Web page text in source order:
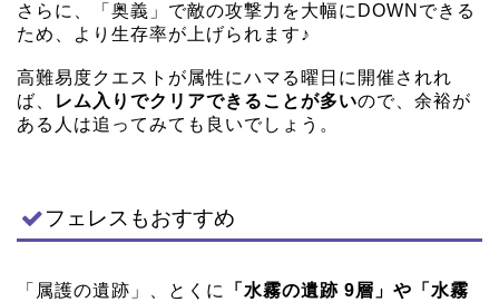
さらに、「奥義」で敵の攻撃力を大幅にDOWNできる
ため、より生存率が上げられます♪
高難易度クエストが属性にハマる曜日に開催されれ
ば、
レム入りでクリアできることが多いので、余裕が
ある人は追ってみても良いでしょう。
フェレスもおすすめ
「属護の遺跡」、とくに
「水霧の遺跡 9層」や「水霧